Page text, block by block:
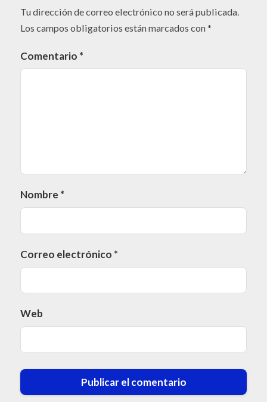
Tu dirección de correo electrónico no será publicada.
Los campos obligatorios están marcados con*
Comentario *
Nombre *
Correo electrónico *
Web